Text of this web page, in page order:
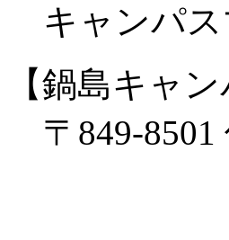
キャンパ
【鍋島キャ
〒849-